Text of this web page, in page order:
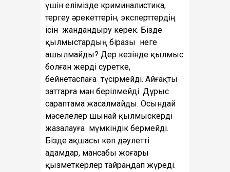
үшін елімізде криминалистика,
тергеу әрекеттерін, эксперттердің
ісін жандандыру керек. Бізде
қылмыстардың біразы неге
ашылмайды? Дер кезінде қылмыс
болған жерді суретке,
бейнетаспаға түсірмейді. Айғақты
заттарға мән берілмейді. Дұрыс
сараптама жасалмайды. Осындай
мәселелер шынай қылмыскерді
жазалауға мүмкіндік бермейді.
Бізде ақшасы көп дәулетті
адамдар, мансабы жоғары
қызметкерлер тайраңдап жүреді.